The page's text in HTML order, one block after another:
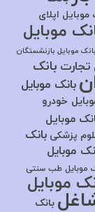
موبایل اپلای
موبایل
بانک موبایل بازنشستگان
تجارت بانک
بانک موبایل
خودرو
موبایل
پزشکی بانک
موبایل
موبایل طب سنتی
موبایل
بانک